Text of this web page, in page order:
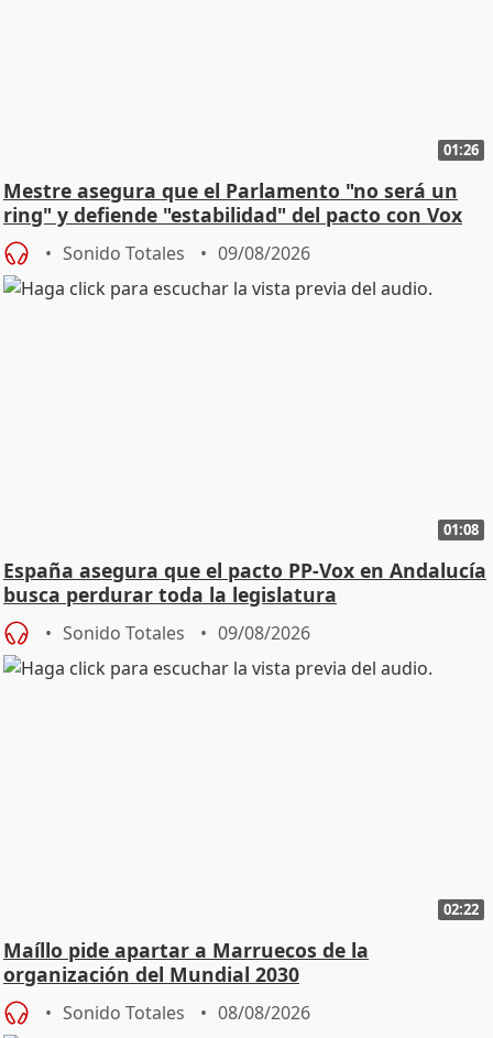
01:26
Mestre asegura que el Parlamento "no será un
ring" y defiende "estabilidad" del pacto con Vox
Sonido Totales 09/08/2026
01:08
España asegura que el pacto PP-Vox en Andalucía
busca perdurar toda la legislatura
Sonido Totales 09/08/2026
02:22
Maíllo pide apartar a Marruecos de la
organización del Mundial 2030
Sonido Totales 08/08/2026